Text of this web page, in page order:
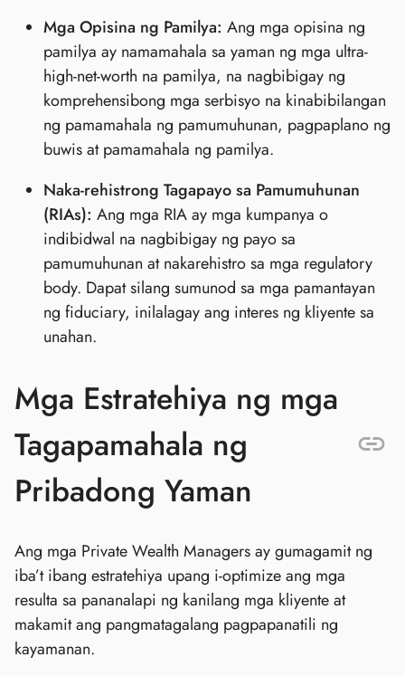
Mga Opisina ng Pamilya: Ang mga opisina ng
pamilya ay namamahala sa yaman ng mga ultra-
high-net-worth na pamilya, na nagbibigay ng
komprehensibong mga serbisyo na kinabibilangan
ng pamamahala ng pamumuhunan, pagpaplano ng
buwis at pamamahala ng pamilya.
Naka-rehistrong Tagapayo sa Pamumuhunan
(RIAs): Ang mga RIA ay mga kumpanya o
indibidwal na nagbibigay ng payo sa
pamumuhunan at nakarehistro sa mga regulatory
body. Dapat silang sumunod sa mga pamantayan
ng fiduciary, inilalagay ang interes ng kliyente sa
unahan.
Mga Estratehiya ng mga
Tagapamahala ng
Pribadong Yaman
Ang mga Private Wealth Managers ay gumagamit ng
iba’t ibang estratehiya upang i-optimize ang mga
resulta sa pananalapi ng kanilang mga kliyente at
makamit ang pangmatagalang pagpapanatili ng
kayamanan.